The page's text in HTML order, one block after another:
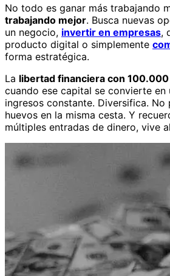
No todo es ganar más trabajando
trabajando mejor. Busca nuevas
un negocio, invertir en empresas,
producto digital o simplemente
forma estratégica.
La libertad financiera con
cuando ese capital se convierte en
ingresos constante. Diversifica.
huevos en la misma cesta. Y
múltiples entradas de dinero, vive